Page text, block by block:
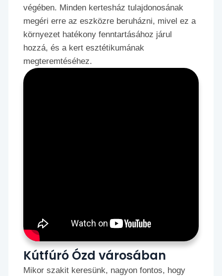
végében. Minden kertesház tulajdonosának
megéri erre az eszközre beruházni, mivel ez a
környezet hatékony fenntartásához járul
hozzá, és a kert esztétikumának
megteremtéséhez.
Kútfúró Ózd városában
Mikor szakit keresünk, nagyon fontos, hogy